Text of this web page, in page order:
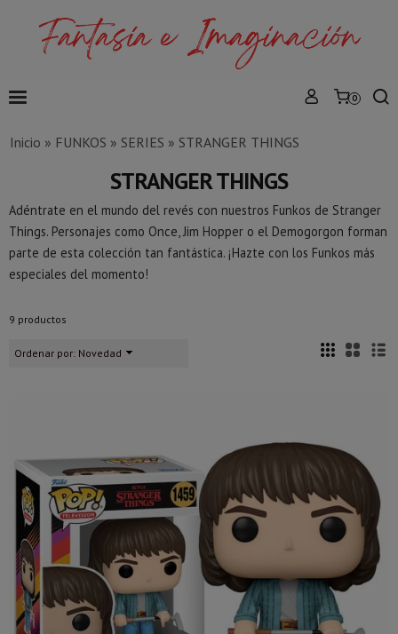
0
Inicio » FUNKOS » SERIES » STRANGER THINGS
STRANGER THINGS
Adéntrate en el mundo del revés con nuestros Funkos de Stranger
Things. Personajes como Once, Jim Hopper o el Demogorgon forman
parte de esta colección tan fantástica. ¡Hazte con los Funkos más
especiales del momento!
9 productos
Ordenar por: Novedad